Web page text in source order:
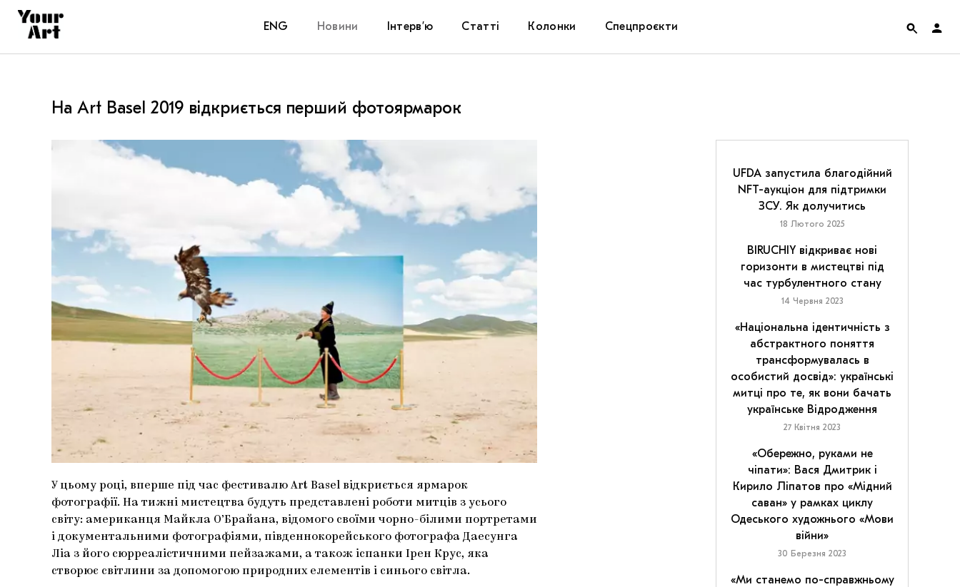
ENG Новини Інтерв’ю Статті Колонки Спецпроєкти
На Art Basel 2019 відкриється перший фотоярмарок
У цьому році, вперше під час фестивалю Art Basel відкриється ярмарок
фотографії. На тижні мистецтва будуть представлені роботи митців з усього
світу: американця Майкла О’Брайана, відомого своїми чорно-білими портретами
і документальними фотографіями, південнокорейського фотографа Даесунга
Ліа з його сюрреалістичними пейзажами, а також іспанки Ірен Крус, яка
створює світлини за допомогою природних елементів і синього світла.
UFDA запустила благодійний
NFT-аукціон для підтримки
ЗСУ. Як долучитись
18 Лютого 2025
BIRUCHIY відкриває нові
горизонти в мистецтві під
час турбулентного стану
14 Червня 2023
«Національна ідентичність з
абстрактного поняття
трансформувалась в
особистий досвід»: українські
митці про те, як вони бачать
українське Відродження
27 Квітня 2023
«Обережно, руками не
чіпати»: Вася Дмитрик і
Кирило Ліпатов про «Мідний
саван» у рамках циклу
Одеського художнього «Мови
війни»
30 Березня 2023
«Ми станемо по-справжньому